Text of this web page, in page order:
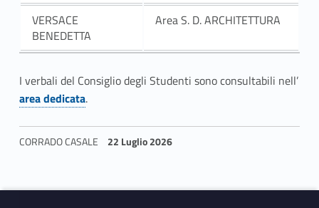
VERSACE
BENEDETTA
Area S. D. ARCHITETTURA
I verbali del Consiglio degli Studenti sono consultabili nell’
area dedicata.
CORRADO CASALE 22 Luglio 2026